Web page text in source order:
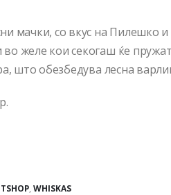
мачки, со вкус на Пилешко
желе кои секогаш ќе
што обезбедува лесна
, WHISKAS